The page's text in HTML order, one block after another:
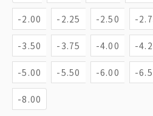
-2.00 -2.25 -2.50 -
-3.50 -3.75 -4.00 -
-5.00 -5.50 -6.00 -
-8.00